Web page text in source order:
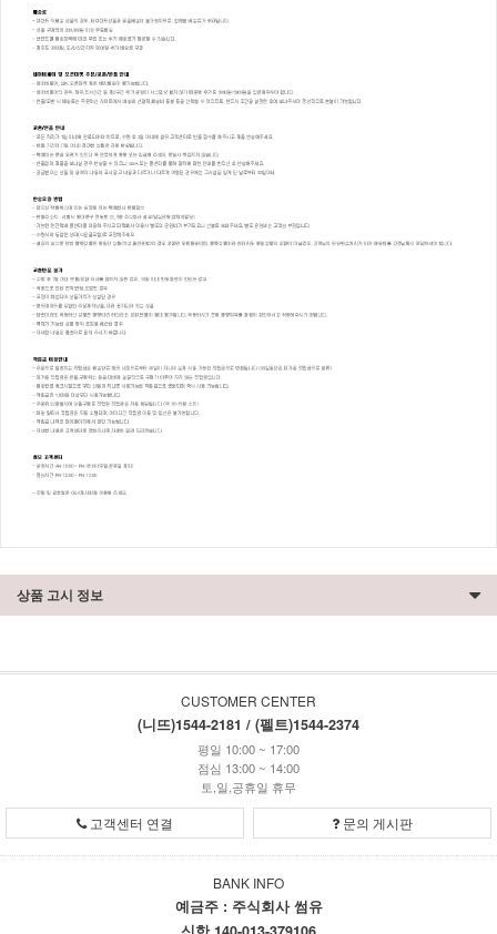
상품 고시 정보
CUSTOMER CENTER
(니뜨)1544-2181 / (펠트)1544-2374
평일 10:00 ~ 17:00
점심 13:00 ~ 14:00
토,일,공휴일 휴무
고객센터 연결 문의 게시판
BANK INFO
예금주 : 주식회사 썸유